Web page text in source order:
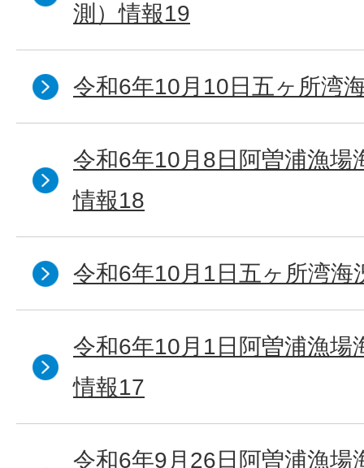
測）情報19
令和6年10月10日五ヶ所湾
令和6年10月8日阿曽浦漁場
情報18
令和6年10月1日五ヶ所湾海
令和6年10月1日阿曽浦漁場
情報17
令和6年9月26日阿曽浦漁場